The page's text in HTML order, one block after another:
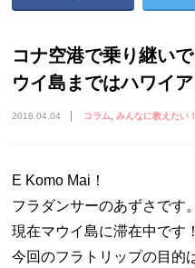
コナ空港で乗り継い
ウイ島まではハワイ
2018.04.04 コラム みんなに教えたい
E Komo Mai！
フラダンサーのあずさです。
現在マウイ島に滞在中です！
今回のフラトリップの目的